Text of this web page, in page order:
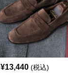
¥13,440 (税込)